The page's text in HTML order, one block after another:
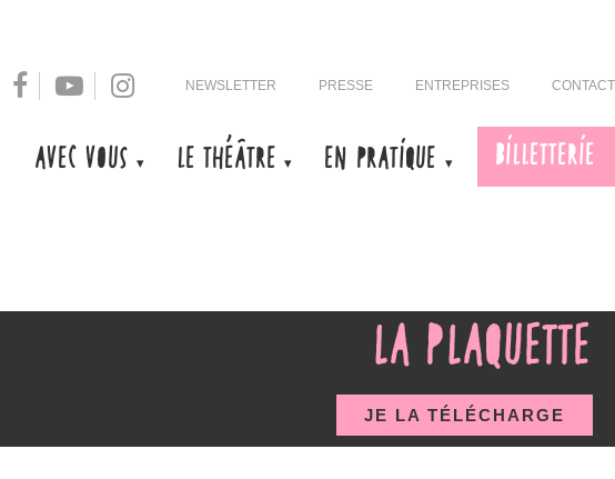
NEWSLETTER PRESSE ENTREPRISES CONTACT
AVEC VOUS LE THÉÂTRE EN PRATIQUE BILLETTERIE
LA PLAQUETTE
JE LA TÉLÉCHARGE